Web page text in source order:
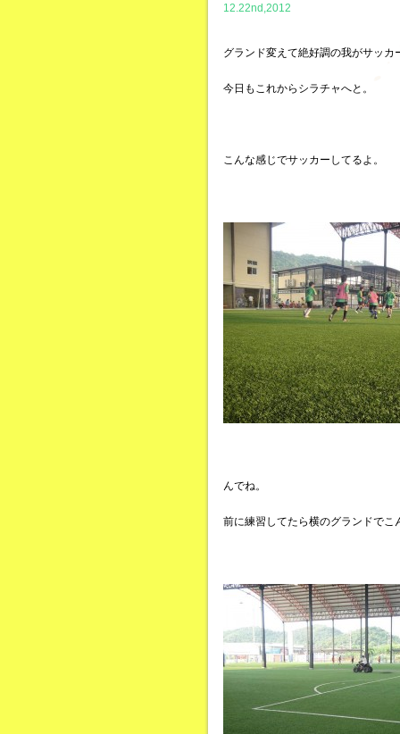
12.22nd,2012
グランド変えて絶好調の我がサッカ
今日もこれからシラチャへと。
こんな感じでサッカーしてるよ。
んでね。
前に練習してたら横のグランドでこ